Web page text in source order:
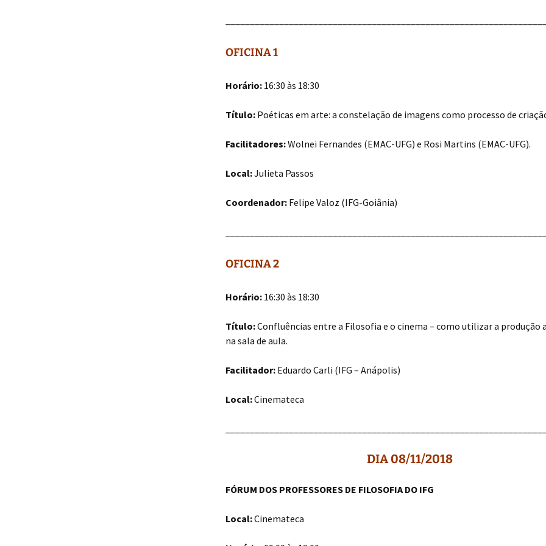
OFICINA 1
Horário: 16:30 às 18:30
Título: Poéticas em arte: a constelação de imagens como processo de
Facilitadores:Wolnei Fernandes (EMAC-UFG) e Rosi Martins (EMAC-UFG).
Local:Julieta Passos
Coordenador: Felipe Valoz (IFG-Goiânia)
OFICINA 2
Horário: 16:30 às 18:30
Título:Confluências entre a Filosofia e o cinema – como utilizar a produção
na sala de aula.
Facilitador: Eduardo Carli (IFG – Anápolis)
Local:Cinemateca
DIA 08/11/2018
FÓRUM DOS PROFESSORES DE FILOSOFIA DO IFG
Local:Cinemateca